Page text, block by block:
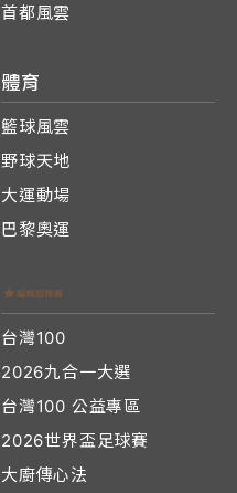
首都風雲
體育
籃球風雲
野球天地
大運動場
巴黎奧運
台灣100
2026九合一大選
台灣100 公益專區
2026世界盃足球賽
大廚傳心法